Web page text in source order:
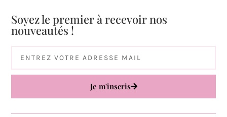
Soyez le premier à recevoir nos
nouveautés !
Je m'inscris